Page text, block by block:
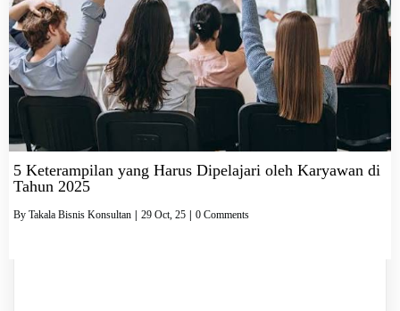
5 Keterampilan yang Harus Dipelajari oleh Karyawan di
Tahun 2025
By Takala Bisnis Konsultan 29 Oct, 25 0 Comments